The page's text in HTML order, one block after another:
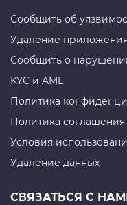
Сообщить об
Удаление приложения
Сообщить о
KYC и AML
Политика
Политика соглашения
Условия
Удаление данных
СВЯЗАТЬСЯ С